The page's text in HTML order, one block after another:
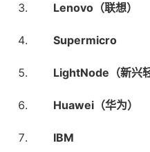
Lenovo（联想）
Supermicro
LightNode（新兴
Huawei（华为）
IBM